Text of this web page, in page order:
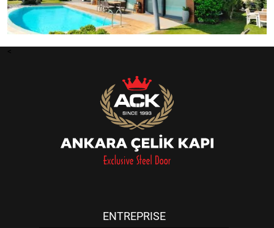
ENTREPRISE